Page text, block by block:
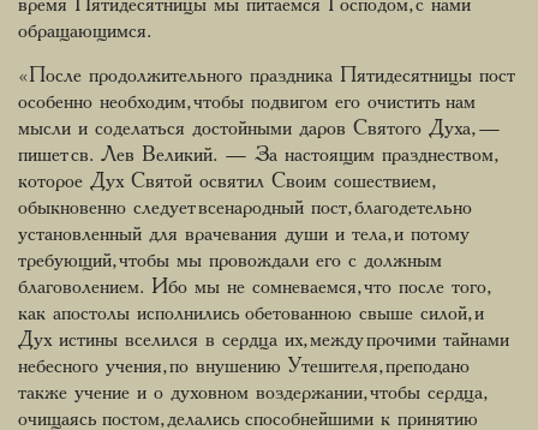
время Пятидесятницы мы питаемся Господом, с нами
обращающимся.
«После продолжительного праздника Пятидесятницы пост
особенно необходим, чтобы подвигом его очистить нам
мысли и соделаться достойными даров Святого Духа, —
пишет св. Лев Великий. — За настоящим празднеством,
которое Дух Святой освятил Своим сошествием,
обыкновенно следует всенародный пост, благодетельно
установленный для врачевания души и тела, и потому
требующий, чтобы мы провождали его с должным
благоволением. Ибо мы не сомневаемся, что после того,
как апостолы исполнились обетованною свыше силой, и
Дух истины вселился в сердца их, между прочими тайнами
небесного учения, по внушению Утешителя, преподано
также учение и о духовном воздержании, чтобы сердца,
очищаясь постом, делались способнейшими к принятию